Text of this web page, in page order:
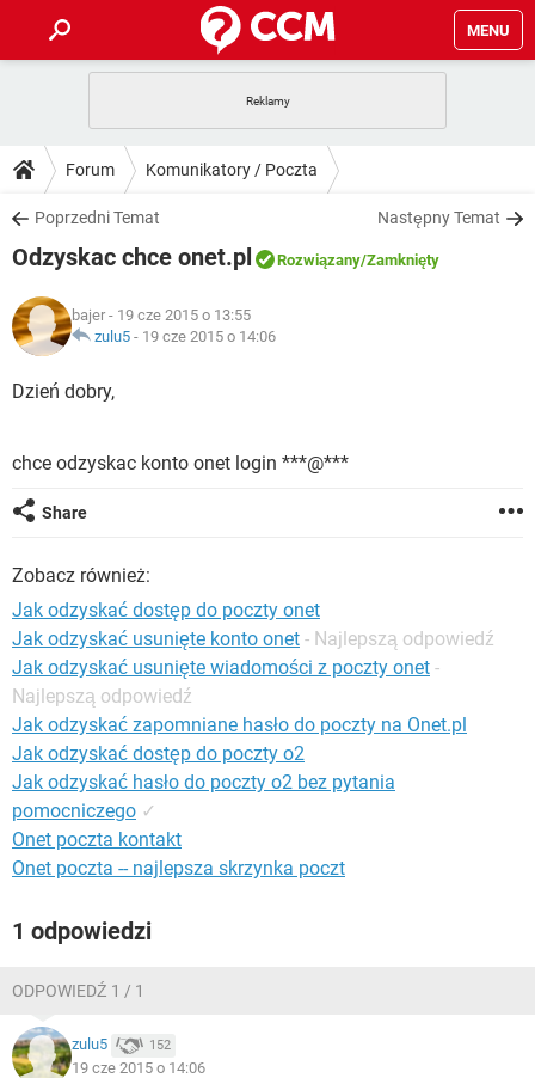
MENU
GRY WHATSAPP
SPOTIFY
INSTAGRAM FACEBOOK
WINDOWS 10
PORADY
PlayStation TIKTOK
INSTAGRAM
WINDOWS 10
DO POBRANIA
ANDROID TIKTOK
GRY
IOS
INSTAGRAM
FORUM
COVID-19
GRY
SPOTIFY
ARTYKUŁY
COVID-19
SPOTIFY NETFLIX
INSTAGRAM
Forum Komunikatory / Poczta
Poprzedni Temat Następny Temat
Odzyskac chce onet.pl Rozwiązany/Zamknięty
bajer - 19 cze 2015 o 13:55
zulu5 - 19 cze 2015 o 14:06
Dzień dobry,
chce odzyskac konto onet login ***@***
Share
Zobacz również:
Jak odzyskać dostęp do poczty onet
Jak odzyskać usunięte konto onet - Najlepszą odpowiedź
Jak odzyskać usunięte wiadomości z poczty onet -
Najlepszą odpowiedź
Jak odzyskać zapomniane hasło do poczty na Onet.pl
Jak odzyskać dostęp do poczty o2
Jak odzyskać hasło do poczty o2 bez pytania
pomocniczego ✓
Onet poczta kontakt
Onet poczta -- najlepsza skrzynka poczt
1 odpowiedzi
ODPOWIEDŹ 1 / 1
zulu5 152
19 cze 2015 o 14:06